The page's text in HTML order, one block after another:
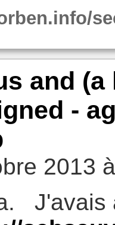
and
-
2013
J'avais